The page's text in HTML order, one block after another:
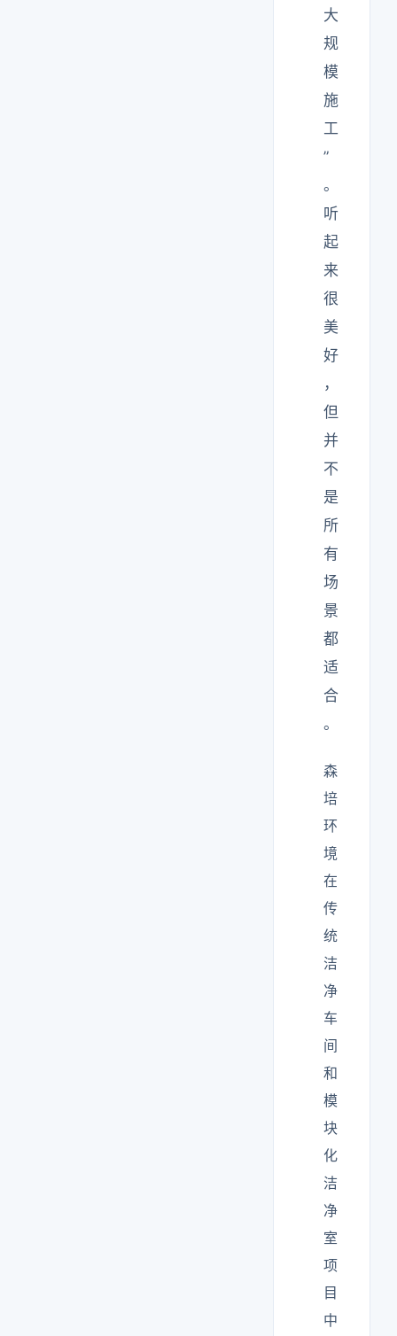
大
规
模
施
工
”
。
听
起
来
很
美
好
，
但
并
不
是
所
有
场
景
都
适
合
。
森
培
环
境
在
传
统
洁
净
车
间
和
模
块
化
洁
净
室
项
目
中